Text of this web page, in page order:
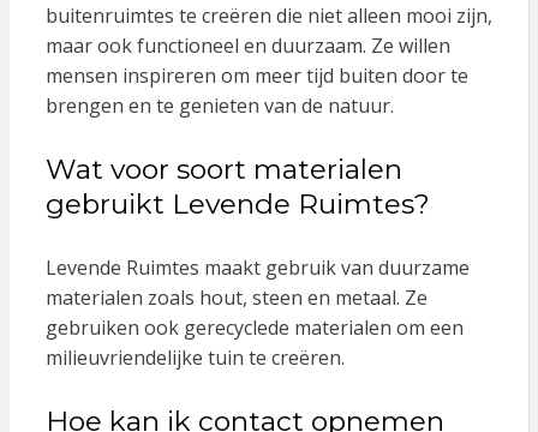
buitenruimtes te creëren die niet alleen mooi zijn,
maar ook functioneel en duurzaam. Ze willen
mensen inspireren om meer tijd buiten door te
brengen en te genieten van de natuur.
Wat voor soort materialen
gebruikt Levende Ruimtes?
Levende Ruimtes maakt gebruik van duurzame
materialen zoals hout, steen en metaal. Ze
gebruiken ook gerecyclede materialen om een
milieuvriendelijke tuin te creëren.
Hoe kan ik contact opnemen